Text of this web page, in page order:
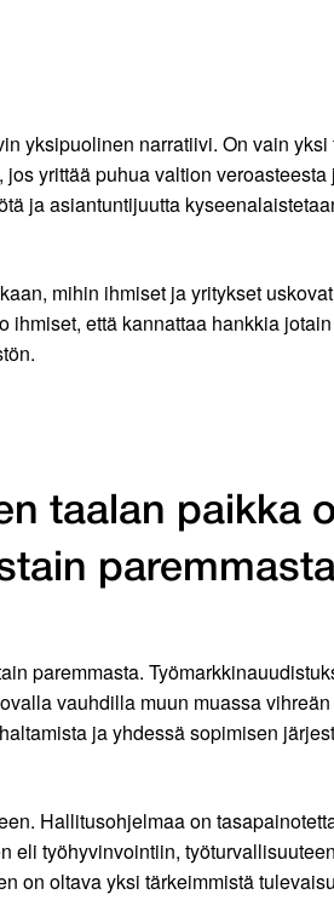
yksipuolinen narratiivi. On vain
yrittää puhua valtion veroasteesta
ja asiantuntijuutta
mihin ihmiset ja yritykset
että kannattaa hankkia
taalan paikka
paremmasta.
vauhdilla muun muassa
ja yhdessä sopimisen
Hallitusohjelmaa on
työhyvinvointiin,
on oltava yksi tärkeimmistä